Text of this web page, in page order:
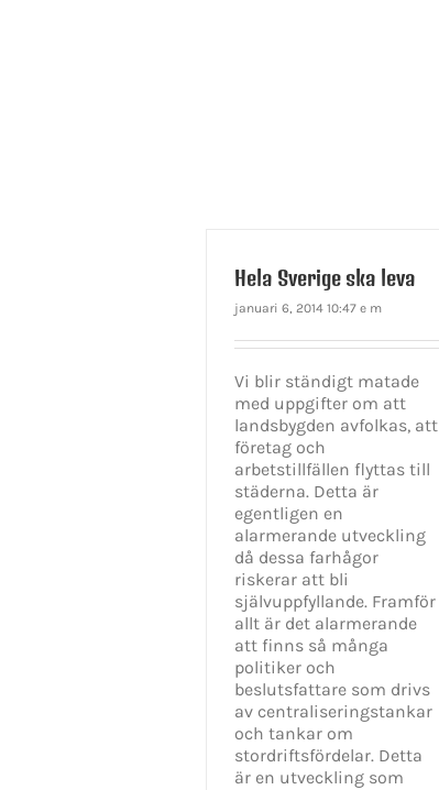
Hela Sverige ska leva
januari 6, 2014 10:47 e m
Vi blir ständigt matade
med uppgifter om att
landsbygden avfolkas, att
företag och
arbetstillfällen flyttas till
städerna. Detta är
egentligen en
alarmerande utveckling
då dessa farhågor
riskerar att bli
självuppfyllande. Framför
allt är det alarmerande
att finns så många
politiker och
beslutsfattare som drivs
av centraliseringstankar
och tankar om
stordriftsfördelar. Detta
är en utveckling som